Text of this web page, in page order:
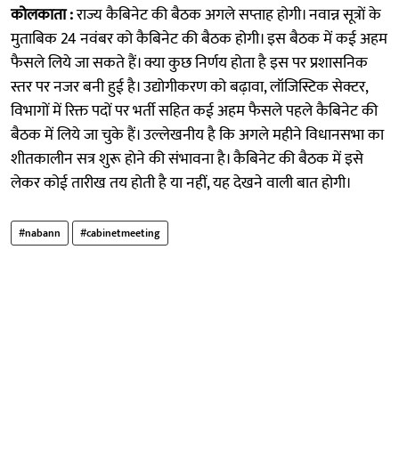
कोलकाता :राज्य कैबिनेट की बैठक अगले सप्ताह होगी। नवान्न सूत्राें के
मुताबिक 24 नवंबर को कैबिनेट की बैठक होगी। इस बैठक में कई अहम
फैसले लिये जा सकते हैं। क्या कुछ निर्णय होता है इस पर प्रशासनिक
स्तर पर नजर बनी हुई है। उद्योगीकरण को बढ़ावा, लॉजिस्टिक सेक्टर,
विभागों में रिक्त पदों पर भर्ती सहित कई अहम फैसले पहले कैबिनेट की
बैठक में लिये जा चुके हैं। उल्लेखनीय है कि अगले महीने विधानसभा का
शीतकालीन सत्र शुरू हाेने की संभावना है। कैबिनेट की बैठक में इसे
लेकर कोई तारीख तय होती है या नहीं, यह देखने वाली बात होगी।
#nabann #cabinetmeeting